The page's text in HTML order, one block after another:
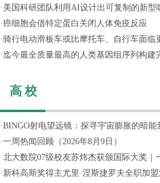
· 美国科研团队利用AI设计出可复制的新型
·癌细胞会借特定蛋白关闭人体免疫反应
·骑行电动滑板车或比摩托车、自行车面临
·迄今最全质量最高的人类基因组序列构建
高 校
·BINGO射电望远镜：探寻宇宙膨胀的暗能
·一周热闻回顾（2026年8月9日）
·北大数院07级校友苏炜杰获颁国际大奖｜
· 新科高斯奖得主尤里·涅斯捷罗夫全职加